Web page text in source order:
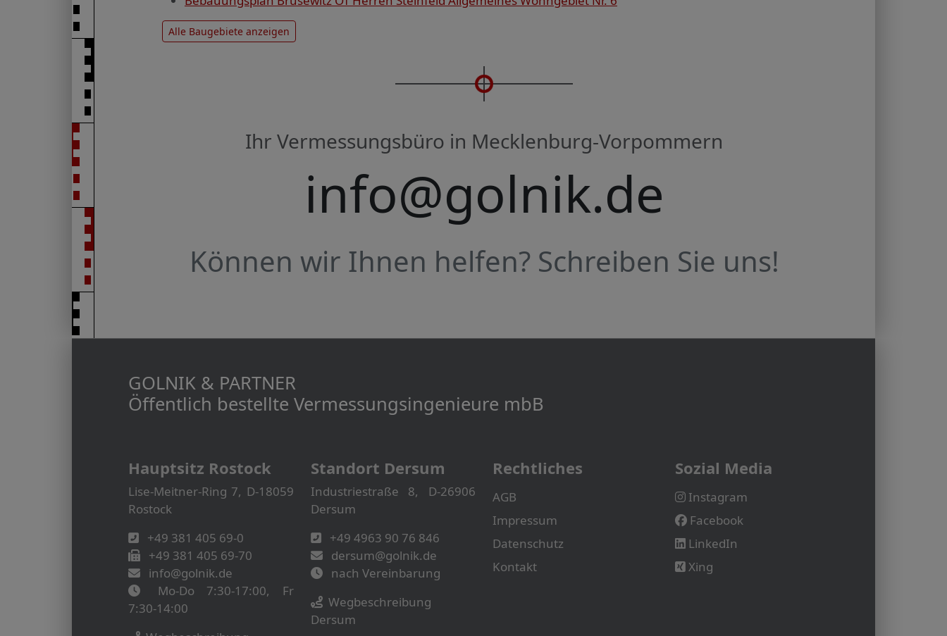
Alle Baugebiete anzeigen
Ihr Vermessungsbüro in Mecklenburg-Vorpommern
info@golnik.de
Können wir Ihnen helfen? Schreiben Sie uns!
GOLNIK & PARTNER
Öffentlich bestellte Vermessungs­­ingenieure mbB
Hauptsitz Rostock
Lise-Meitner-Ring 7, D-18059
Rostock
+49 381 405 69-0
+49 381 405 69-70
info@golnik.de
Mo-Do 7:30-17:00, Fr
7:30-14:00
Standort Dersum
Industriestraße 8, D-26906
Dersum
+49 4963 90 76 846
dersum@golnik.de
nach Vereinbarung
Wegbeschreibung
Dersum
Rechtliches
AGB
Impressum
Datenschutz
Kontakt
Sozial Media
Instagram
Facebook
LinkedIn
Xing